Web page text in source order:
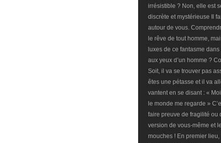
irrésistible ? Non, elle est
discrète et mystérieuse Il
autour de vous.
le rêve de tout homme,
luxes de ce fantasme
aux yeux d’un homme ?
Soit, il va se trouver pas
êtes une pétasse et il va
vantent en se disant : «
le monde me regarde »
faire preuve de fragilité ou
version de vous-même et
mouches ! En premier